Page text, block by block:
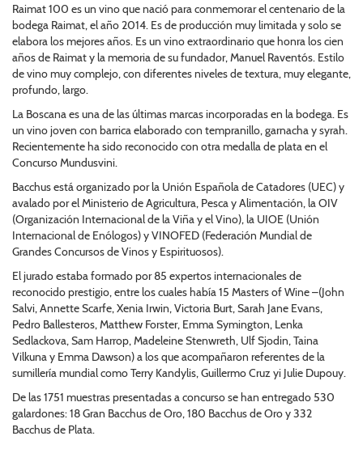
Raimat 100 es un vino que nació para conmemorar el centenario de la
bodega Raimat, el año 2014. Es de producción muy limitada y solo se
elabora los mejores años. Es un vino extraordinario que honra los cien
años de Raimat y la memoria de su fundador, Manuel Raventós. Estilo
de vino muy complejo, con diferentes niveles de textura, muy elegante,
profundo, largo.
La Boscana es una de las últimas marcas incorporadas en la bodega. Es
un vino joven con barrica elaborado con tempranillo, garnacha y syrah.
Recientemente ha sido reconocido con otra medalla de plata en el
Concurso Mundusvini.
Bacchus está organizado por la Unión Española de Catadores (UEC) y
avalado por el Ministerio de Agricultura, Pesca y Alimentación, la OIV
(Organización Internacional de la Viña y el Vino), la UIOE (Unión
Internacional de Enólogos) y VINOFED (Federación Mundial de
Grandes Concursos de Vinos y Espirituosos).
El jurado estaba formado por 85 expertos internacionales de
reconocido prestigio, entre los cuales había 15 Masters of Wine –(John
Salvi, Annette Scarfe, Xenia Irwin, Victoria Burt, Sarah Jane Evans,
Pedro Ballesteros, Matthew Forster, Emma Symington, Lenka
Sedlackova, Sam Harrop, Madeleine Stenwreth, Ulf Sjodin, Taina
Vilkuna y Emma Dawson) a los que acompañaron referentes de la
sumillería mundial como Terry Kandylis, Guillermo Cruz yi Julie Dupouy.
De las 1751 muestras presentadas a concurso se han entregado 530
galardones: 18 Gran Bacchus de Oro, 180 Bacchus de Oro y 332
Bacchus de Plata.